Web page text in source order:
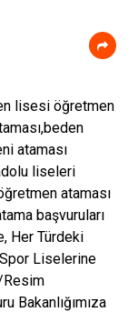
lisesi öğretmen
ataması
liseleri
ataması
başvuruları
Her Türdeki
Liselerine
Resim
Bakanlığımıza